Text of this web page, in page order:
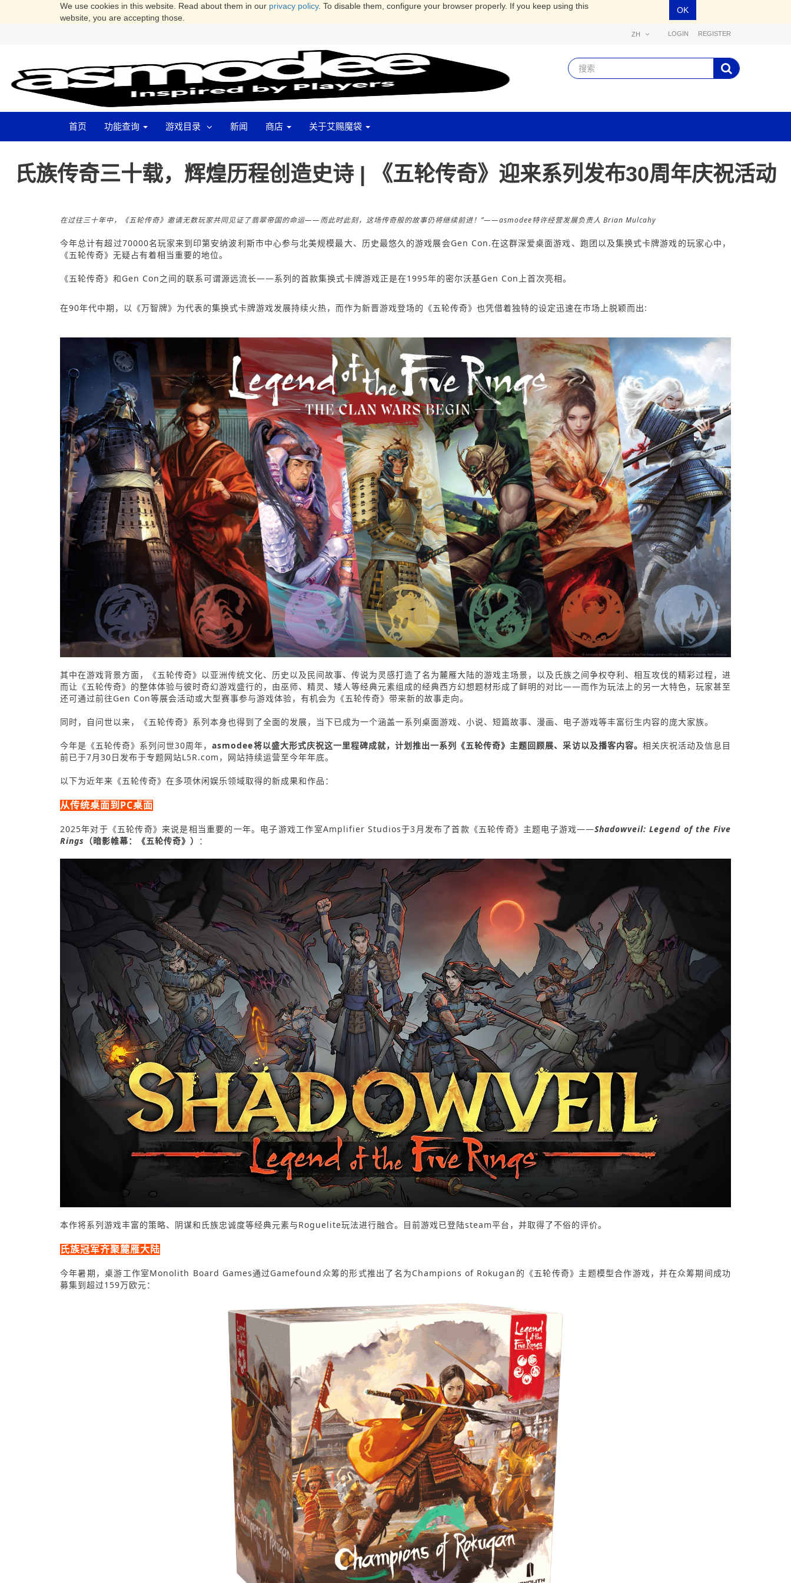
We use cookies in this website. Read about them in our privacy policy. To disable them, configure your browser properly. If you keep using this
website, you are accepting those.
OK
ZH LOGIN REGISTER
首页 功能查询 游戏目录 新闻 商店 关于艾赐魔袋
氏族传奇三十载，辉煌历程创造史诗 | 《五轮传奇》迎来系列发布30周年庆祝活动
在过往三十年中，《五轮传奇》邀请无数玩家共同见证了翡翠帝国的命运——而此时此刻，这场传奇般的故事仍将继续前进！”——asmodee特许经营发展负责人 Brian Mulcahy
今年总计有超过70000名玩家来到印第安纳波利斯市中心参与北美规模最大、历史最悠久的游戏展会Gen Con.在这群深爱桌面游戏、跑团以及集换式卡牌游戏的玩家心中，
《五轮传奇》无疑占有着相当重要的地位。
《五轮传奇》和Gen Con之间的联系可谓源远流长——系列的首款集换式卡牌游戏正是在1995年的密尔沃基Gen Con上首次亮相。
在90年代中期，以《万智牌》为代表的集换式卡牌游戏发展持续火热，而作为新晋游戏登场的《五轮传奇》也凭借着独特的设定迅速在市场上脱颖而出:
其中在游戏背景方面，《五轮传奇》以亚洲传统文化、历史以及民间故事、传说为灵感打造了名为麓雁大陆的游戏主场景，以及氏族之间争权夺利、相互攻伐的精彩过程，进
而让《五轮传奇》的整体体验与彼时奇幻游戏盛行的，由巫师、精灵、矮人等经典元素组成的经典西方幻想题材形成了鲜明的对比——而作为玩法上的另一大特色，玩家甚至
还可通过前往Gen Con等展会活动或大型赛事参与游戏体验，有机会为《五轮传奇》带来新的故事走向。
同时，自问世以来，《五轮传奇》系列本身也得到了全面的发展，当下已成为一个涵盖一系列桌面游戏、小说、短篇故事、漫画、电子游戏等丰富衍生内容的庞大家族。
今年是《五轮传奇》系列问世30周年，asmodee将以盛大形式庆祝这一里程碑成就，计划推出一系列《五轮传奇》主题回顾展、采访以及播客内容。 相关庆祝活动及信息目
前已于7月30日发布于专题网站L5R.com，网站持续运营至今年年底。
以下为近年来《五轮传奇》在多项休闲娱乐领域取得的新成果和作品：
从传统桌面到PC桌面
2025年对于《五轮传奇》来说是相当重要的一年。电子游戏工作室Amplifier Studios于3月发布了首款《五轮传奇》主题电子游戏——Shadowveil: Legend of the Five
Rings （暗影帷幕：《五轮传奇》） ：
本作将系列游戏丰富的策略、阴谋和氏族忠诚度等经典元素与Roguelite玩法进行融合。目前游戏已登陆steam平台，并取得了不俗的评价。
氏族冠军齐聚麓雁大陆
今年暑期，桌游工作室Monolith Board Games通过Gamefound众筹的形式推出了名为Champions of Rokugan的《五轮传奇》主题模型合作游戏，并在众筹期间成功
募集到超过159万欧元：